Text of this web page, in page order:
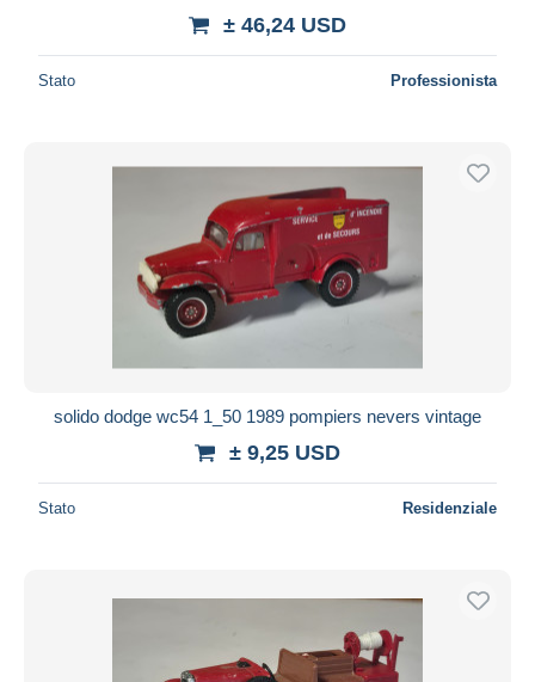
± 46,24 USD
Stato Professionista
solido dodge wc54 1_50 1989 pompiers nevers vintage
± 9,25 USD
Stato Residenziale